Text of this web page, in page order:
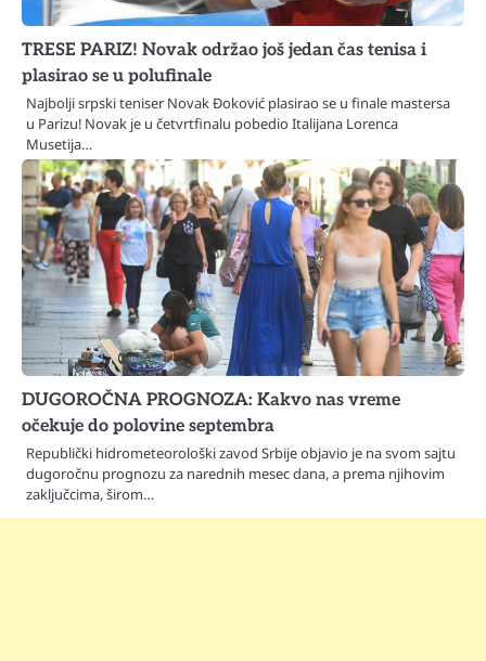
TRESE PARIZ! Novak održao još jedan čas tenisa i
plasirao se u polufinale
Najbolji srpski teniser Novak Đoković plasirao se u finale mastersa
u Parizu! Novak je u četvrtfinalu pobedio Italijana Lorenca
Musetija…
DUGOROČNA PROGNOZA: Kakvo nas vreme
očekuje do polovine septembra
Republički hidrometeorološki zavod Srbije objavio je na svom sajtu
dugoročnu prognozu za narednih mesec dana, a prema njihovim
zaključcima, širom…